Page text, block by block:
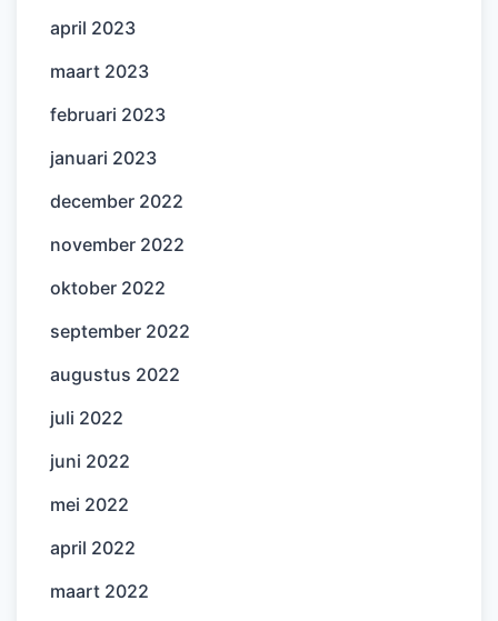
april 2023
maart 2023
februari 2023
januari 2023
december 2022
november 2022
oktober 2022
september 2022
augustus 2022
juli 2022
juni 2022
mei 2022
april 2022
maart 2022